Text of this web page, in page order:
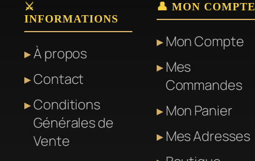
⚔️
INFORMATIONS
À propos
Contact
Conditions
Générales de
Vente
👤 MON COMPTE
Mon Compte
Mes
Commandes
Mon Panier
Mes Adresses